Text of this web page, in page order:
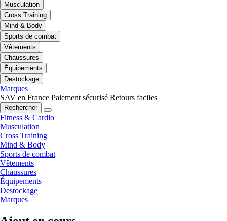
Musculation
Cross Training
Mind & Body
Sports de combat
Vêtements
Chaussures
Équipements
Destockage
Marques
SAV en France Paiement sécurisé Retours faciles
Rechercher
Fitness & Cardio
Musculation
Cross Training
Mind & Body
Sports de combat
Vêtements
Chaussures
Équipements
Destockage
Marques